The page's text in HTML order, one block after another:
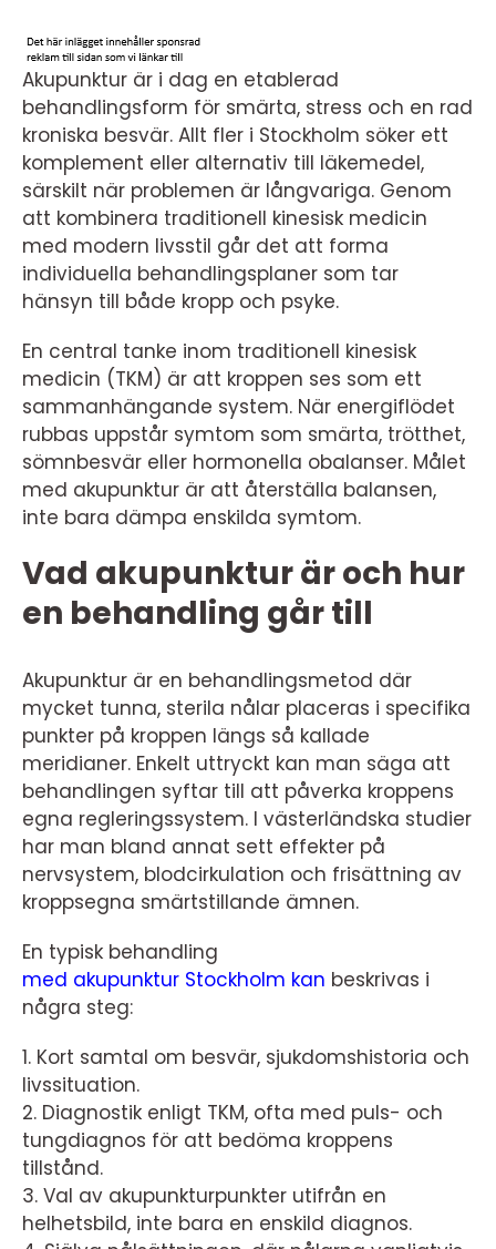
Akupunktur är i dag en etablerad
behandlingsform för smärta, stress och en rad
kroniska besvär. Allt fler i Stockholm söker ett
komplement eller alternativ till läkemedel,
särskilt när problemen är långvariga. Genom
att kombinera traditionell kinesisk medicin
med modern livsstil går det att forma
individuella behandlingsplaner som tar
hänsyn till både kropp och psyke.
En central tanke inom traditionell kinesisk
medicin (TKM) är att kroppen ses som ett
sammanhängande system. När energiflödet
rubbas uppstår symtom som smärta, trötthet,
sömnbesvär eller hormonella obalanser. Målet
med akupunktur är att återställa balansen,
inte bara dämpa enskilda symtom.
Vad akupunktur är och hur
en behandling går till
Akupunktur är en behandlingsmetod där
mycket tunna, sterila nålar placeras i specifika
punkter på kroppen längs så kallade
meridianer. Enkelt uttryckt kan man säga att
behandlingen syftar till att påverka kroppens
egna regleringssystem. I västerländska studier
har man bland annat sett effekter på
nervsystem, blodcirkulation och frisättning av
kroppsegna smärtstillande ämnen.
En typisk behandling
med akupunktur Stockholm kan beskrivas i
några steg:
1. Kort samtal om besvär, sjukdomshistoria och
livssituation.
2. Diagnostik enligt TKM, ofta med puls- och
tungdiagnos för att bedöma kroppens
tillstånd.
3. Val av akupunkturpunkter utifrån en
helhetsbild, inte bara en enskild diagnos.